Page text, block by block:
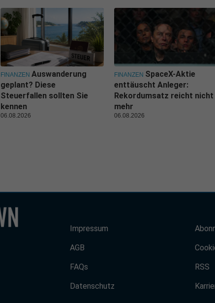
FINANZEN Auswanderung
geplant? Diese
Steuerfallen sollten Sie
kennen
06.08.2026
FINANZEN SpaceX-Aktie
enttäuscht Anleger:
Rekordumsatz reicht nicht
mehr
06.08.2026
Impressum
AGB
FAQs
Datenschutz
RSS